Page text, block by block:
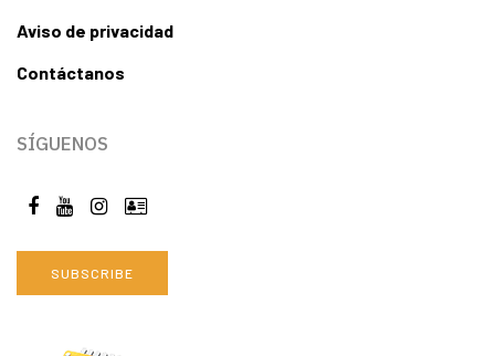
Aviso de privacidad
Contáctanos
SÍGUENOS
SUBSCRIBE